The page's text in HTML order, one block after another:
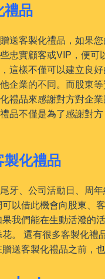
禮品
送客製化禮品，如果
忠實顧客或VIP，便可
這樣不僅可以建立良
企業的不同。而股東等
禮品來感謝對方對企
品不僅是為了感謝對
化禮品
牙、公司活動日、周
以借此機會向股東、
我們能在生動活潑的
。 還有很多客製化禮
送客製化禮品之前，